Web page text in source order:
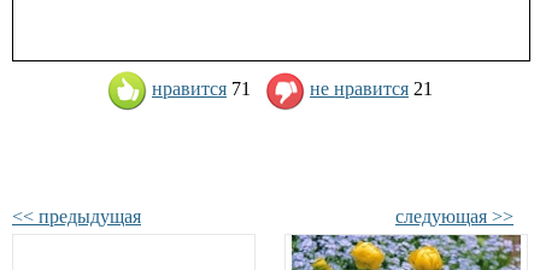
нравится 71 не нравится 21
<< предыдущая следующая >>